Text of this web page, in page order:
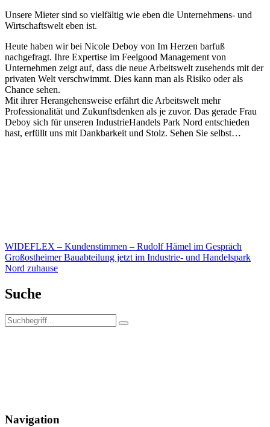
Unsere Mieter sind so vielfältig wie eben die Unternehmens- und
Wirtschaftswelt eben ist.
Heute haben wir bei Nicole Deboy von Im Herzen barfuß
nachgefragt. Ihre Expertise im Feelgood Management von
Unternehmen zeigt auf, dass die neue Arbeitswelt zusehends mit der
privaten Welt verschwimmt. Dies kann man als Risiko oder als
Chance sehen.
Mit ihrer Herangehensweise erfährt die Arbeitswelt mehr
Professionalität und Zukunftsdenken als je zuvor. Das gerade Frau
Deboy sich für unseren IndustrieHandels Park Nord entschieden
hast, erfüllt uns mit Dankbarkeit und Stolz. Sehen Sie selbst…
Beitragsnavigation
WIDEFLEX – Kundenstimmen – Rudolf Hämel im Gespräch
Großostheimer Bauabteilung jetzt im Industrie- und Handelspark
Nord zuhause
Suche
Navigation